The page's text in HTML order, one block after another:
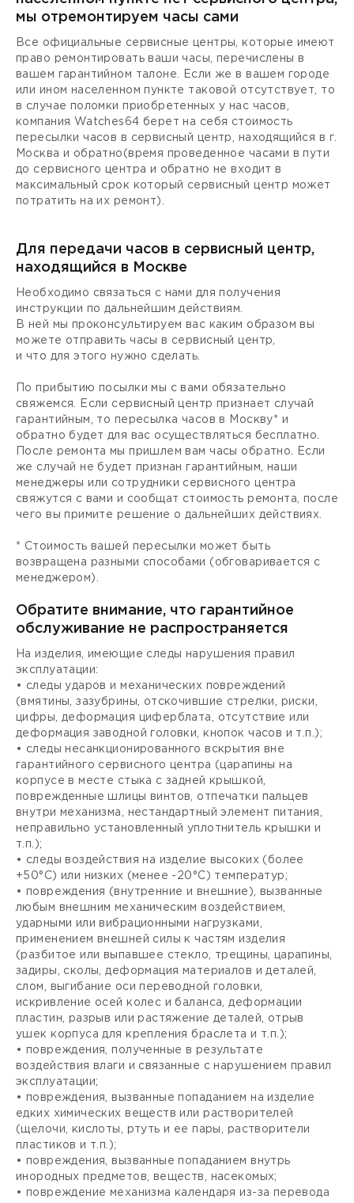
мы отремонтируем часы сами
Все официальные сервисные центры, которые имеют
право ремонтировать ваши часы, перечислены в
вашем гарантийном талоне. Если же в вашем городе
или ином населенном пункте таковой отсутствует, то
в случае поломки приобретенных у нас часов,
компания Watches64 берет на себя стоимость
пересылки часов в сервисный центр, находящийся в г.
Москва и обратно(время проведенное часами в пути
до сервисного центра и обратно не входит в
максимальный срок который сервисный центр может
потратить на их ремонт).
Для передачи часов в сервисный центр,
находящийся в Москве
Необходимо связаться с нами для получения
инструкции по дальнейшим действиям.
В ней мы проконсультируем вас каким образом вы
можете отправить часы в сервисный центр,
и что для этого нужно сделать.
По прибытию посылки мы с вами обязательно
свяжемся. Если сервисный центр признает случай
гарантийным, то пересылка часов в Москву* и
обратно будет для вас осуществляться бесплатно.
После ремонта мы пришлем вам часы обратно. Если
же случай не будет признан гарантийным, наши
менеджеры или сотрудники сервисного центра
свяжутся с вами и сообщат стоимость ремонта, после
чего вы примите решение о дальнейших действиях.
* Стоимость вашей пересылки может быть
возвращена разными способами (обговаривается с
менеджером).
Обратите внимание, что гарантийное
обслуживание не распространяется
На изделия, имеющие следы нарушения правил
эксплуатации:
• следы ударов и механических повреждений
(вмятины, зазубрины, отскочившие стрелки, риски,
цифры, деформация циферблата, отсутствие или
деформация заводной головки, кнопок часов и т.п.);
• следы несанкционированного вскрытия вне
гарантийного сервисного центра (царапины на
корпусе в месте стыка с задней крышкой,
поврежденные шлицы винтов, отпечатки пальцев
внутри механизма, нестандартный элемент питания,
неправильно установленный уплотнитель крышки и
т.п.);
• следы воздействия на изделие высоких (более
+50°С) или низких (менее -20°С) температур;
• повреждения (внутренние и внешние), вызванные
любым внешним механическим воздействием,
ударными или вибрационными нагрузками,
применением внешней силы к частям изделия
(разбитое или выпавшее стекло, трещины, царапины,
задиры, сколы, деформация материалов и деталей,
слом, выгибание оси переводной головки,
искривление осей колес и баланса, деформации
пластин, разрыв или растяжение деталей, отрыв
ушек корпуса для крепления браслета и т.п.);
• повреждения, полученные в результате
воздействия влаги и связанные с нарушением правил
эксплуатации;
• повреждения, вызванные попаданием на изделие
едких химических веществ или растворителей
(щелочи, кислоты, ртуть и ее пары, растворители
пластиков и т.п.);
• повреждения, вызванные попаданием внутрь
инородных предметов, веществ, насекомых;
• повреждение механизма календаря из-за перевода